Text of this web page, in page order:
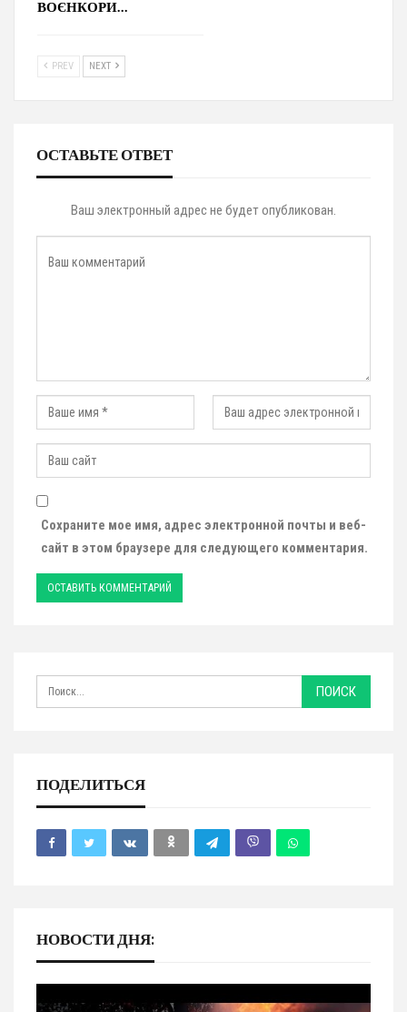
ВОЄНКОРИ…
PREV NEXT
ОСТАВЬТЕ ОТВЕТ
Ваш электронный адрес не будет опубликован.
Сохраните мое имя, адрес электронной почты и веб-
сайт в этом браузере для следующего комментария.
ПОДЕЛИТЬСЯ
НОВОСТИ ДНЯ: